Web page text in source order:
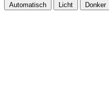
Automatisch Licht Donker